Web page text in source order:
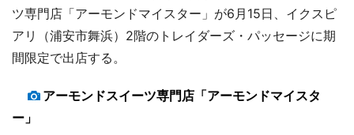
ツ専門店「アーモンドマイスター」が6月15日、イクスピ
アリ（浦安市舞浜）2階のトレイダーズ・パッセージに期
間限定で出店する。
アーモンドスイーツ専門店「アーモンドマイスタ
ー」